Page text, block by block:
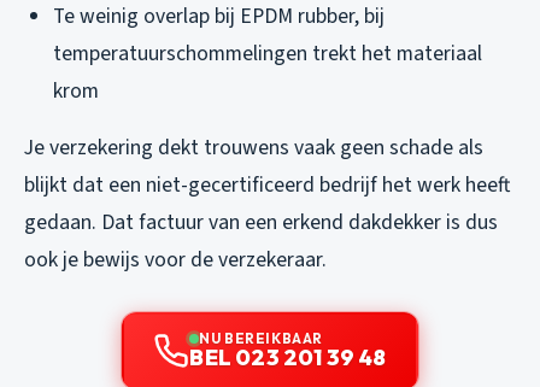
Te weinig overlap bij EPDM rubber, bij
temperatuurschommelingen trekt het materiaal
krom
Je verzekering dekt trouwens vaak geen schade als
blijkt dat een niet-gecertificeerd bedrijf het werk heeft
gedaan. Dat factuur van een erkend dakdekker is dus
ook je bewijs voor de verzekeraar.
NU BEREIKBAAR
BEL 023 201 39 48